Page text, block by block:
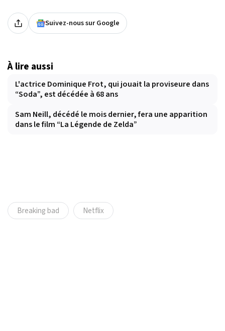
Suivez-nous sur Google
À lire aussi
L'actrice Dominique Frot, qui jouait la proviseure dans
“Soda”, est décédée à 68 ans
Sam Neill, décédé le mois dernier, fera une apparition
dans le film “La Légende de Zelda”
Breaking bad Netflix